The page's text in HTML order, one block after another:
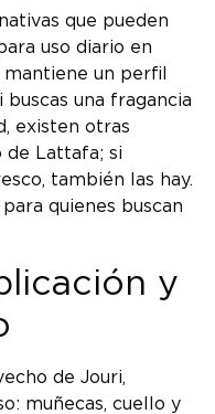
que pueden
uso diario en
un perfil
una fragancia
existen otras
de Lattafa; si
también las hay.
quienes buscan
y
de Jouri,
muñecas, cuello y